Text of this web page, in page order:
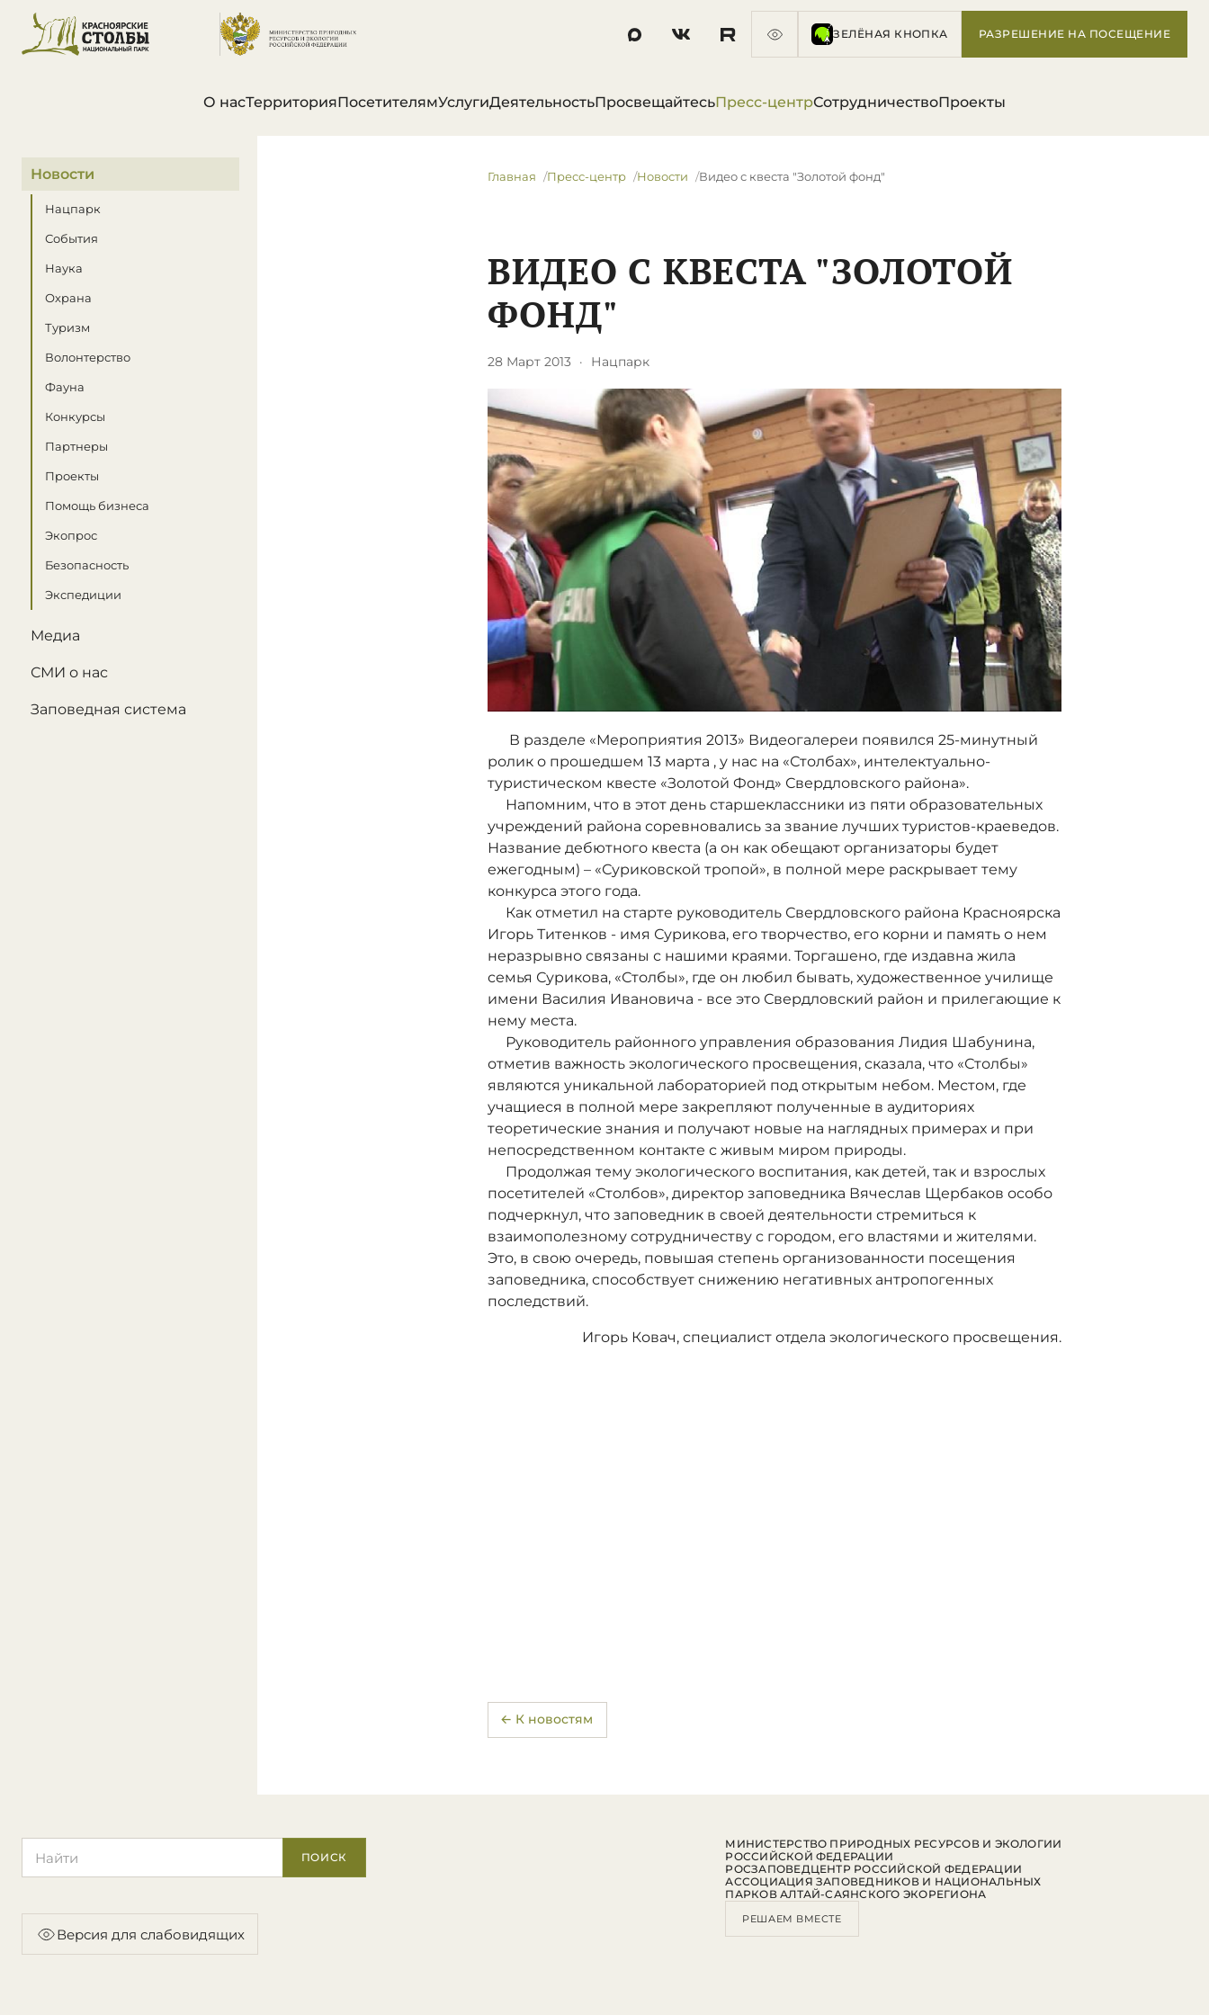
ЗЕЛЁНАЯ КНОПКА РАЗРЕШЕНИЕ НА ПОСЕЩЕНИЕ
О насТерриторияПосетителямУслугиДеятельностьПросвещайтесьПресс-центрСотрудничествоПроекты
В этом разделе
Новости
Нацпарк
События
Наука
Охрана
Туризм
Волонтерство
Фауна
Конкурсы
Партнеры
Проекты
Помощь бизнеса
Экопрос
Безопасность
Экспедиции
Медиа
СМИ о нас
Заповедная система
Главная Пресс-центр Новости Видео с квеста "Золотой фонд"
ВИДЕО С КВЕСТА "ЗОЛОТОЙ
ФОНД"
28 Март 2013 · Нацпарк
В разделе «Мероприятия 2013» Видеогалереи появился 25-минутный
ролик о прошедшем 13 марта , у нас на «Столбах», интелектуально-
туристическом квесте «Золотой Фонд» Свердловского района».
Напомним, что в этот день старшеклассники из пяти образовательных
учреждений района соревновались за звание лучших туристов-краеведов.
Название дебютного квеста (а он как обещают организаторы будет
ежегодным) – «Суриковской тропой», в полной мере раскрывает тему
конкурса этого года.
Как отметил на старте руководитель Свердловского района Красноярска
Игорь Титенков - имя Сурикова, его творчество, его корни и память о нем
неразрывно связаны с нашими краями. Торгашено, где издавна жила
семья Сурикова, «Столбы», где он любил бывать, художественное училище
имени Василия Ивановича - все это Свердловский район и прилегающие к
нему места.
Руководитель районного управления образования Лидия Шабунина,
отметив важность экологического просвещения, сказала, что «Столбы»
являются уникальной лабораторией под открытым небом. Местом, где
учащиеся в полной мере закрепляют полученные в аудиториях
теоретические знания и получают новые на наглядных примерах и при
непосредственном контакте с живым миром природы.
Продолжая тему экологического воспитания, как детей, так и взрослых
посетителей «Столбов», директор заповедника Вячеслав Щербаков особо
подчеркнул, что заповедник в своей деятельности стремиться к
взаимополезному сотрудничеству с городом, его властями и жителями.
Это, в свою очередь, повышая степень организованности посещения
заповедника, способствует снижению негативных антропогенных
последствий.
Игорь Ковач, специалист отдела экологического просвещения.
← К новостям
ПОИСК
Версия для слабовидящих
МИНИСТЕРСТВО ПРИРОДНЫХ РЕСУРСОВ И ЭКОЛОГИИ
РОССИЙСКОЙ ФЕДЕРАЦИИ
РОСЗАПОВЕДЦЕНТР РОССИЙСКОЙ ФЕДЕРАЦИИ
АССОЦИАЦИЯ ЗАПОВЕДНИКОВ И НАЦИОНАЛЬНЫХ
ПАРКОВ АЛТАЙ-САЯНСКОГО ЭКОРЕГИОНА
РЕШАЕМ ВМЕСТЕ